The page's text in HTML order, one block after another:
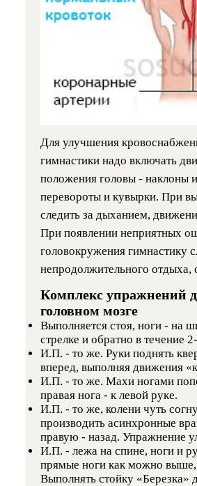
Для улучшения
гимнастики надо включать
положения головы - наклоны
перевороты и кувырки. При
следить за дыханием,
При появлении неприятных
головокружения гимнастику
непродолжительного отдыха,
Комплекс упражнений
головном мозге
Выполняется стоя, ноги - на
стрелке и обратно в течение
И.П. - то же. Руки поднять
вперед, выполняя движения
И.П. - то же. Махи ногами
правая нога - к левой руке.
И.П. - то же, колени чуть
производить асинхронные
правую - назад. Упражнение
И.П. - лежа на спине, ноги и
прямые ноги как можно
Выполнять стойку «Березка»